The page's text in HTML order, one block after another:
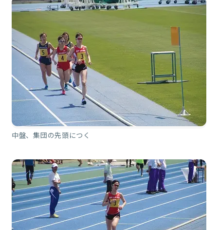
中盤、集団の先頭につく